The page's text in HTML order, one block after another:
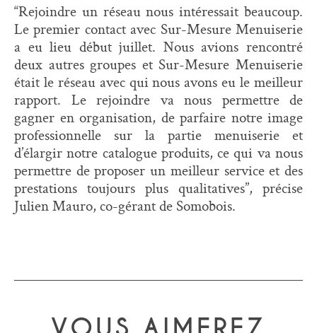
“Rejoindre un réseau nous intéressait beaucoup.
Le premier contact avec Sur-Mesure Menuiserie
a eu lieu début juillet. Nous avions rencontré
deux autres groupes et Sur-Mesure Menuiserie
était le réseau avec qui nous avons eu le meilleur
rapport. Le rejoindre va nous permettre de
gagner en organisation, de parfaire notre image
professionnelle sur la partie menuiserie et
d’élargir notre catalogue produits, ce qui va nous
permettre de proposer un meilleur service et des
prestations toujours plus qualitatives”, précise
Julien Mauro, co-gérant de Somobois.